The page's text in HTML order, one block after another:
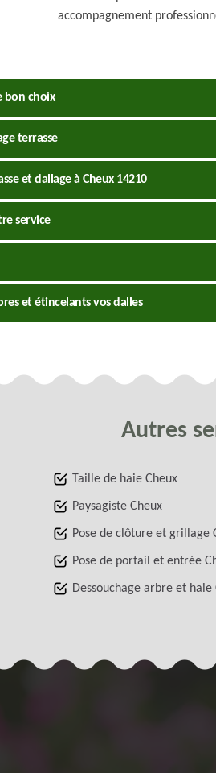
accompagnement
bon choix
terrasse
et dallage à Cheux 14210
service
et étincelants vos dalles
Autres
Taille de haie Cheux
Paysagiste Cheux
Pose de clôture et grillage
Pose de portail et entrée
Dessouchage arbre et haie